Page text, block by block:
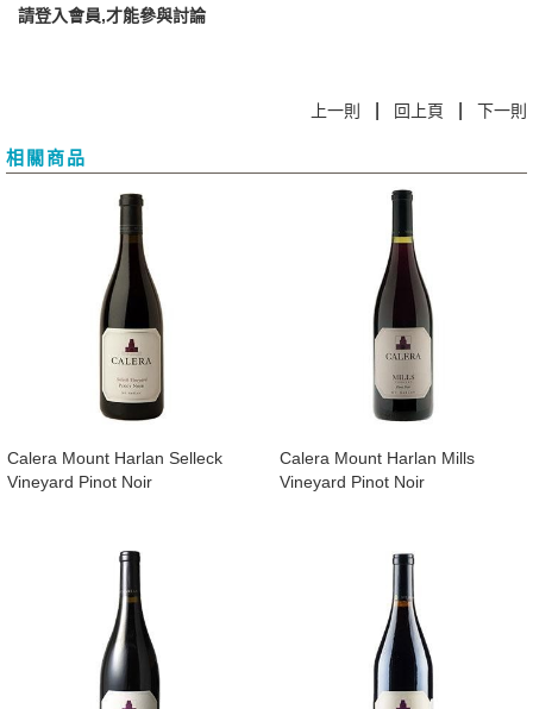
請登入會員,才能參與討論
上一則 回上頁 下一則
相關商品
​Calera Mount Harlan Selleck
Vineyard Pinot Noir
​Calera Mount Harlan Mills
Vineyard Pinot Noir